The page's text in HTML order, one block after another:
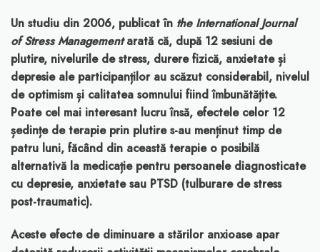
Un studiu din 2006, publicat în the International Journal
of Stress Managementarată că, după 12 sesiuni de
plutire, nivelurile de stress, durere fizică, anxietate și
depresie ale participanților au scăzut considerabil, nivelul
de optimism și calitatea somnului fiind îmbunătățite.
Poate cel mai interesant lucru însă, efectele celor 12
ședințe de terapie prin plutire s-au menținut timp de
patru luni, făcând din această terapie o posibilă
alternativă la medicație pentru persoanele diagnosticate
cu depresie, anxietate sau PTSD (tulburare de stress
post-traumatic).
Aceste efecte de diminuare a stărilor anxioase apar